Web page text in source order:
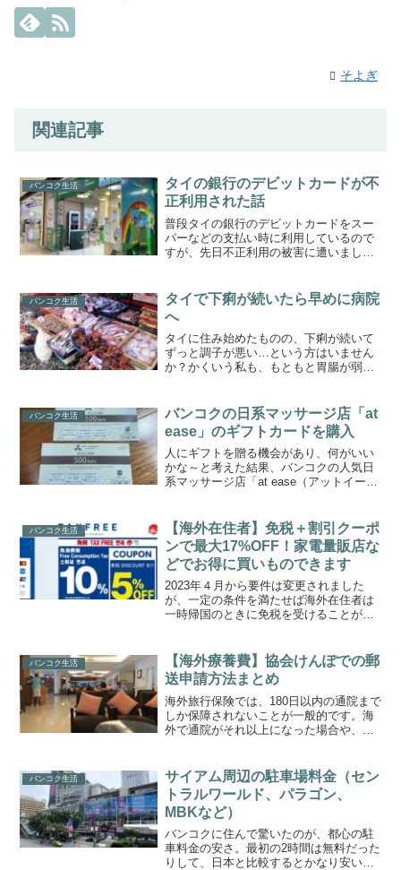
そよぎ
関連記事
バンコク生活
タイの銀行のデビットカードが不
正利用された話
普段タイの銀行のデビットカードをスー
パーなどの支払い時に利用しているので
すが、先日不正利用の被害に遭いまし
っていましたが、現在でもあるんだなあ
と身をもって体験。カード...
バンコク生活
タイで下痢が続いたら早めに病院
へ
タイに住み始めたものの、下痢が続いて
ずっと調子が悪い…という方はいません
か？かくいう私も、もともと胃腸が弱く
た。周囲の日本人の友人に聞いてみても
「私も住みはじめはそうだっ...
バンコク生活
バンコクの日系マッサージ店「at
ease」のギフトカードを購入
人にギフトを贈る機会があり、何がいい
かな～と考えた結果、バンコクの人気日
系マッサージ店「at ease（アットイー
好きなマッサージ店。タイでギフトカー
ドと言えば...
バンコク生活
【海外在住者】免税＋割引クーポ
ンで最大17%OFF！家電量販店な
どでお得に買いものできます
2023年４月から要件は変更されました
が、一定の条件を満たせば海外在住者は
一時帰国のときに免税を受けることがで
売店、ドラッグストアだと、ポイントは
つきませんが割引クー...
バンコク生活
【海外療養費】協会けんぽでの郵
送申請方法まとめ
海外旅行保険では、180日以内の通院まで
しか保障されないことが一般的です。海
外で通院がそれ以上になった場合や、も
と日本で加入している健康保険から一部
払い戻しを受けられま...
バンコク生活
サイアム周辺の駐車場料金（セン
トラルワールド、パラゴン、
MBKなど）
バンコクに住んで驚いたのが、都心の駐
車料金の安さ。最初の2時間は無料だった
りして、日本と比較するとかなり安いで